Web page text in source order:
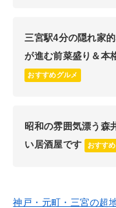
三宮駅4分の隠れ家
が進む前菜盛り＆本
おすすめグルメ
昭和の雰囲気漂う森
い居酒屋です
おすす
神戸・元町・三宮の超